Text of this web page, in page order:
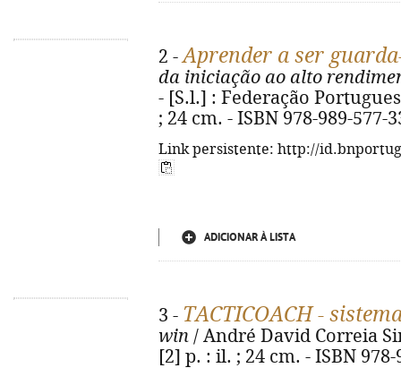
2 -Aprender a ser
da iniciação ao alto
- [S.l.] : Federação
; 24 cm. - ISBN 978-989-577-
Link persistente: http://
ADICIONAR À LISTA
3 - TACTICOACH -
win / André David Correia
[2] p. : il. ; 24 cm. - ISBN 978-